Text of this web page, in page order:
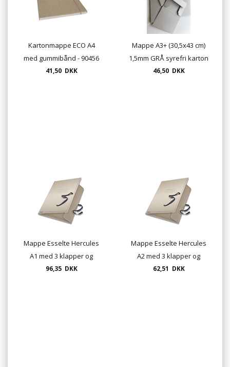
Kartonmappe ECO A4
med gummibånd - 90456
41,50 DKK
Mappe A3+ (30,5x43 cm)
1,5mm GRÅ syrefri karton
med 3 klapper
46,50 DKK
Mappe Esselte Hercules
A1 med 3 klapper og
tekstilbånd, grå
96,35 DKK
Mappe Esselte Hercules
A2 med 3 klapper og
tekstilbånd farve grå
62,51 DKK